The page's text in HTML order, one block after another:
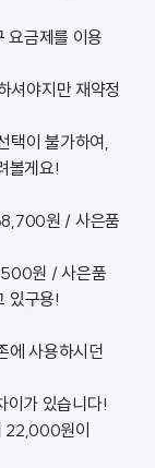
요금제를 이용
셔야지만 재약정
택이 불가하여,
볼게요!
원 / 사은품
원 / 사은품
있구용!
에 사용하시던
가 있습니다!
22,000원이